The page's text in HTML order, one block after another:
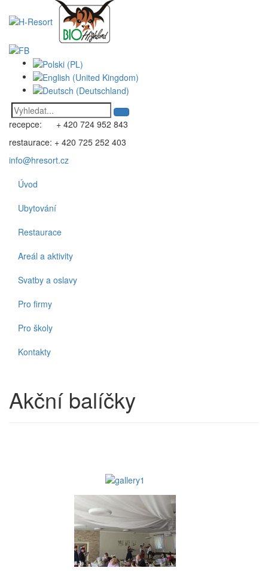
recepce: + 420 724 952 843
restaurace: + 420 725 252 403
info@hresort.cz
Úvod
Ubytování
Restaurace
Areál a aktivity
Svatby a oslavy
Pro firmy
Pro školy
Kontakty
Akční balíčky